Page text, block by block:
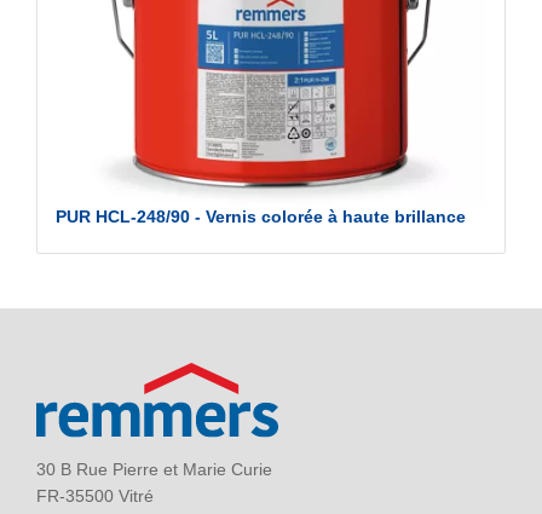
PUR HCL-248/90 - Vernis colorée à haute brillance
30 B Rue Pierre et Marie Curie
FR-35500 Vitré